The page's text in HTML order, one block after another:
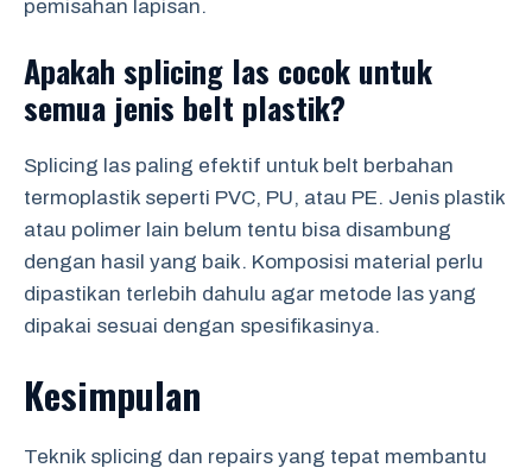
pemisahan lapisan.
Apakah splicing las cocok untuk
semua jenis belt plastik?
Splicing las paling efektif untuk belt berbahan
termoplastik seperti PVC, PU, atau PE. Jenis plastik
atau polimer lain belum tentu bisa disambung
dengan hasil yang baik. Komposisi material perlu
dipastikan terlebih dahulu agar metode las yang
dipakai sesuai dengan spesifikasinya.
Kesimpulan
Teknik splicing dan repairs yang tepat membantu